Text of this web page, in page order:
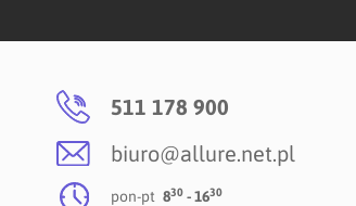
511 178 900
biuro@allure.net.pl
pon-pt 830 - 1630